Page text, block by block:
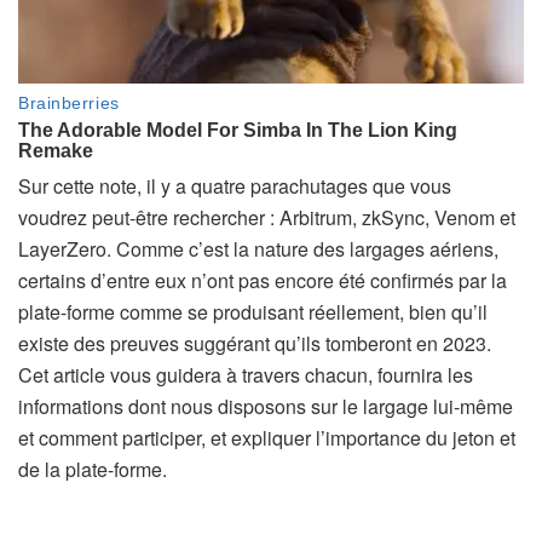
Sur cette note, il y a quatre parachutages que vous
voudrez peut-être rechercher : Arbitrum, zkSync, Venom et
LayerZero. Comme c’est la nature des largages aériens,
certains d’entre eux n’ont pas encore été confirmés par la
plate-forme comme se produisant réellement, bien qu’il
existe des preuves suggérant qu’ils tomberont en 2023.
Cet article vous guidera à travers chacun, fournira les
informations dont nous disposons sur le largage lui-même
et comment participer, et expliquer l’importance du jeton et
de la plate-forme.